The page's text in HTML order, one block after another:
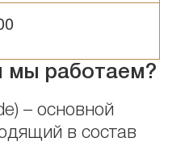
мы работаем?
– основной
в состав